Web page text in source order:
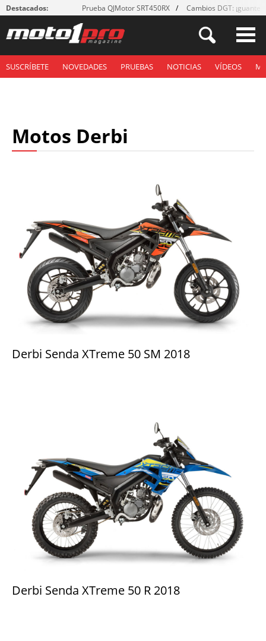
Destacados: Prueba QJMotor SRT450RX Cambios DGT: ¡guantes!
SUSCRÍBETE NOVEDADES PRUEBAS NOTICIAS VÍDEOS
Motos Derbi
Derbi Senda XTreme 50 SM 2018
Derbi Senda XTreme 50 R 2018